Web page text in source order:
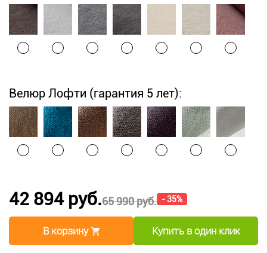
Велюр Лофти (гарантия 5 лет):
65 990 руб. - 35%
42 894 руб.
В корзину Купить в один клик